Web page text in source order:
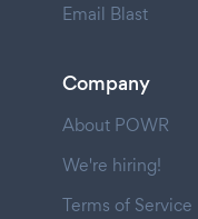
Email Blast
Company
About POWR
We're hiring!
Terms of Service